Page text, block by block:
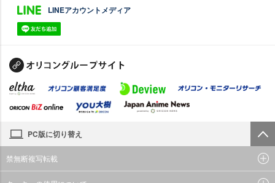
LINEアカウントメディア
PC版に切り替え
禁無断複写転載